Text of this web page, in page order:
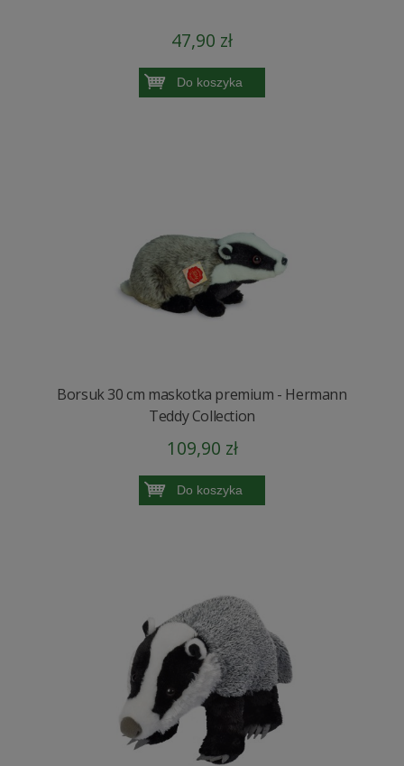
47,90 zł
Do koszyka
Borsuk 30 cm maskotka premium - Hermann
Teddy Collection
109,90 zł
Do koszyka